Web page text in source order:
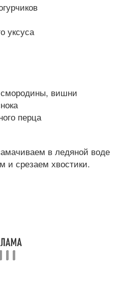
уксуса
вишни
перца
в ледяной воде
и срезаем хвостики.